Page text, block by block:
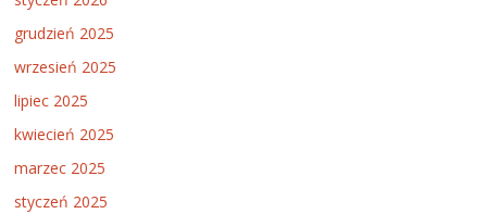
grudzień 2025
wrzesień 2025
lipiec 2025
kwiecień 2025
marzec 2025
styczeń 2025